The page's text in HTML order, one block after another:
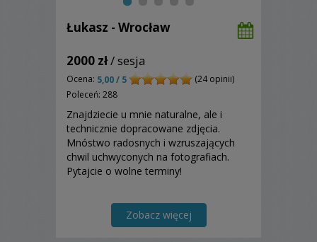
Łukasz - Wrocław
2000 zł/ sesja
Ocena: 5,00 / 5
(24 opinii)
Poleceń: 288
Znajdziecie u mnie naturalne, ale i
technicznie dopracowane zdjęcia.
Mnóstwo radosnych i wzruszających
chwil uchwyconych na fotografiach.
Pytajcie o wolne terminy!
Zobacz więcej